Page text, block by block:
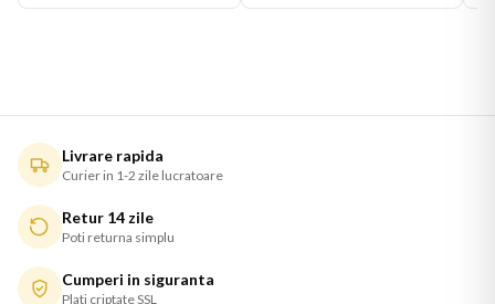
Livrare rapida
Curier in 1-2 zile lucratoare
Retur 14 zile
Poti returna simplu
Cumperi in siguranta
Plati criptate SSL